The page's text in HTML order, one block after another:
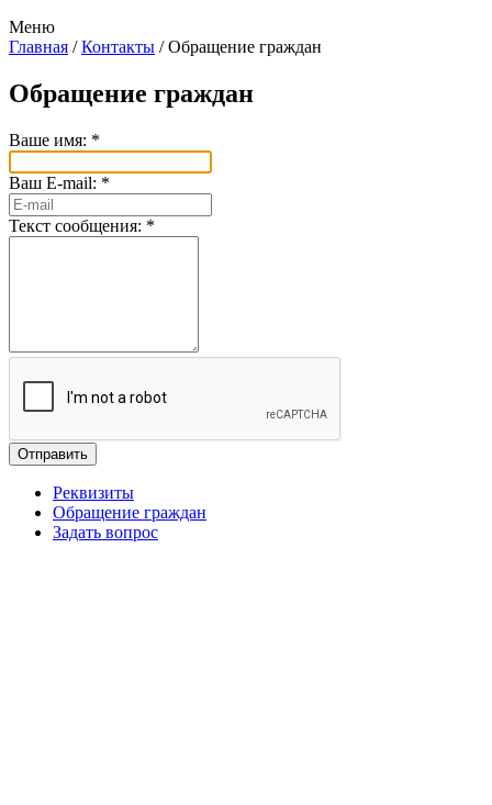
Меню
Главная /Контакты /Обращение граждан
Обращение граждан
Ваше имя: *
Ваш E-mail: *
Текст сообщения: *
Отправить
Реквизиты
Обращение граждан
Задать вопрос